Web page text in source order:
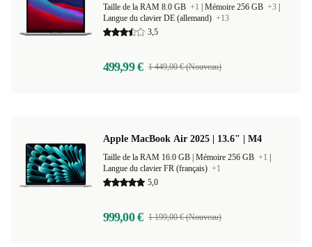
Taille de la RAM 8.0 GB +1 Mémoire 256 GB +3
Langue du clavier DE (allemand) +13
3,5
499,99 € 1 449,00 € (Nouveau)
Apple MacBook Air 2025 | 13.6" | M4
Mémoire 256 GB +1
Langue du clavier FR (français) +1
5,0
999,00 € 1 199,00 € (Nouveau)